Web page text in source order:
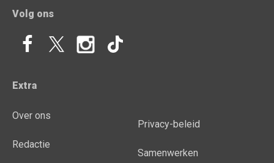
Volg ons
Extra
Over ons
Redactie
Privacy-beleid
Samenwerken